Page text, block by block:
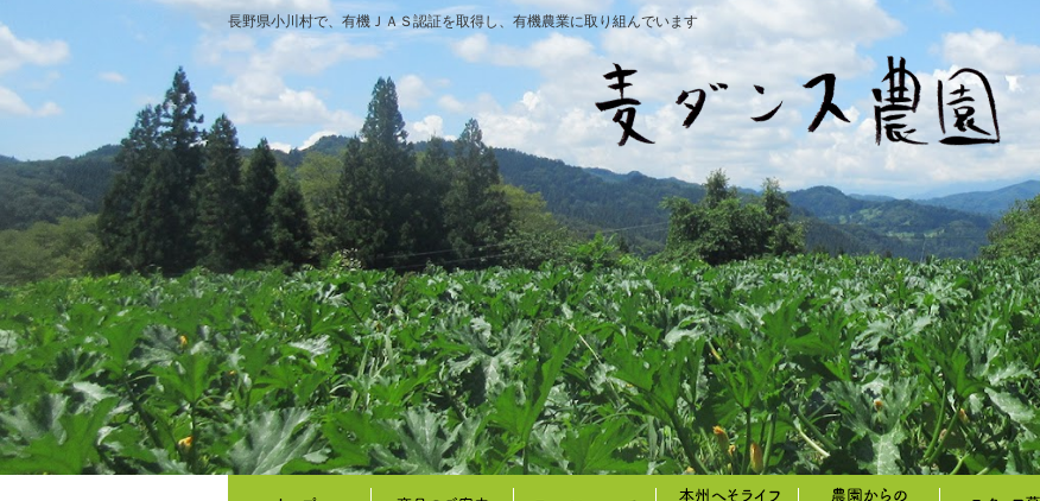
長野県小川村で、有機ＪＡＳ認証を取得し、有機農業に取り組んでいます